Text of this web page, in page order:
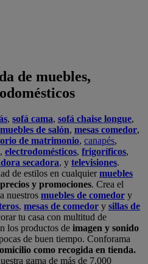
de muebles,
, sofá cama, sofá chaise longue,
muebles de salón, mesas comedor,
de matrimonio, canapés,
, electrodomésticos, frigoríficos,
secadora, y televisiones.
de estilos en cualquiermuebles
y promociones. Crea el
nuestros muebles de comedor y
, mesas de comedor y sillas de
tu casa con multitud de
los productos de imagen y sonido
de buen tiempo. Conforama
como recogida en tienda.
gama de más de 7.000